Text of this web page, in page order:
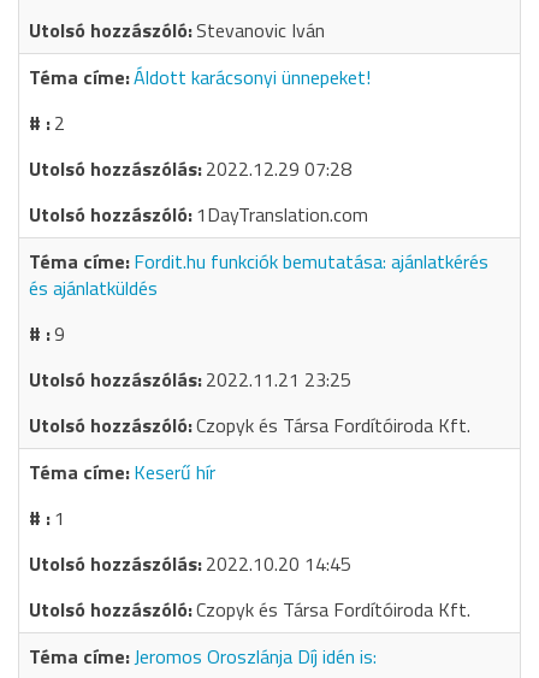
Stevanovic Iván
Áldott karácsonyi ünnepeket!
2
2022.12.29 07:28
1DayTranslation.com
Fordit.hu funkciók bemutatása: ajánlatkérés
és ajánlatküldés
9
2022.11.21 23:25
Czopyk és Társa Fordítóiroda Kft.
Keserű hír
1
2022.10.20 14:45
Czopyk és Társa Fordítóiroda Kft.
Jeromos Oroszlánja Díj idén is: